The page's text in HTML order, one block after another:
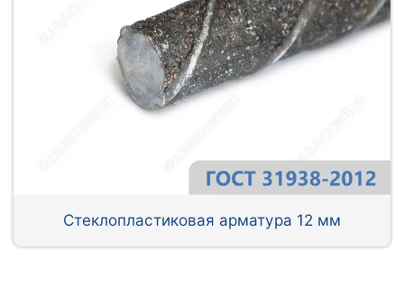
Стеклопластиковая арматура 12 мм